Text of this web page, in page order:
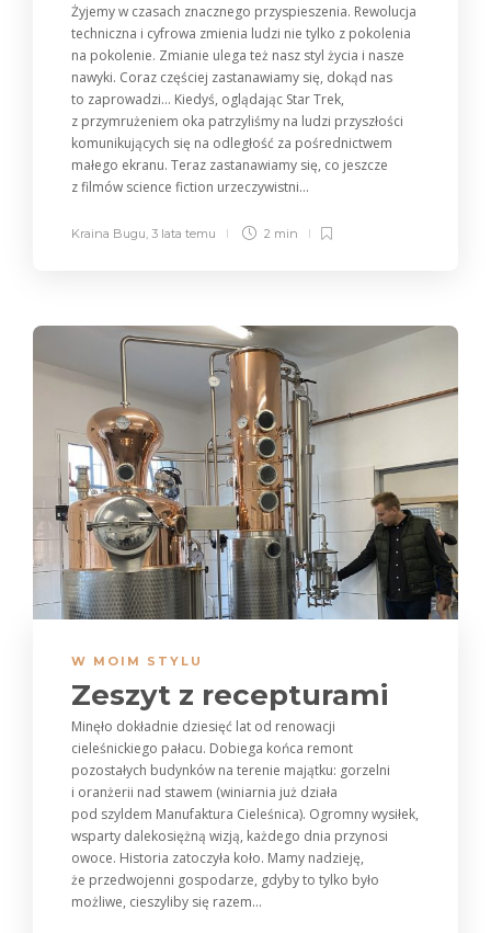
Żyjemy w czasach znacznego przyspieszenia. Rewolucja
techniczna i cyfrowa zmienia ludzi nie tylko z pokolenia
na pokolenie. Zmianie ulega też nasz styl życia i nasze
nawyki. Coraz częściej zastanawiamy się, dokąd nas
to zaprowadzi… Kiedyś, oglądając Star Trek,
z przymrużeniem oka patrzyliśmy na ludzi przyszłości
komunikujących się na odległość za pośrednictwem
małego ekranu. Teraz zastanawiamy się, co jeszcze
z filmów science fiction urzeczywistni...
Kraina Bugu, 3 lata temu 2 min
W MOIM STYLU
Zeszyt z recepturami
Minęło dokładnie dziesięć lat od renowacji
cieleśnickiego pałacu. Dobiega końca remont
pozostałych budynków na terenie majątku: gorzelni
i oranżerii nad stawem (winiarnia już działa
pod szyldem Manufaktura Cieleśnica). Ogromny wysiłek,
wsparty dalekosiężną wizją, każdego dnia przynosi
owoce. Historia zatoczyła koło. Mamy nadzieję,
że przedwojenni gospodarze, gdyby to tylko było
możliwe, cieszyliby się razem...